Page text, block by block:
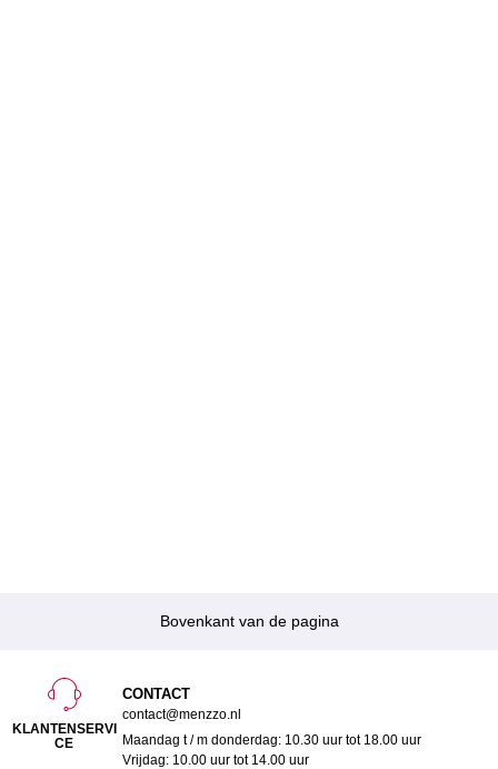
Bovenkant van de pagina
KLANTENSERVI
CE
CONTACT
contact@menzzo.nl
Maandag t / m donderdag: 10.30 uur tot 18.00 uur
Vrijdag: 10.00 uur tot 14.00 uur